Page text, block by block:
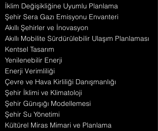
İklim Değişikliğine Uyumlu Planlama
Şehir Sera Gazı Emisyonu Envanteri
Akıllı Şehirler ve İnovasyon
Akıllı Mobilite Sürdürülebilir Ulaşım Planlaması
Kentsel Tasarım
Yenilenebilir Enerji
Enerji Verimliliği
Çevre ve Hava Kirliliği Danışmanlığı
Şehir İklimi ve Klimatoloji
Şehir Günışığı Modellemesi
Şehir Su Yönetimi
Kültürel Miras Mimari ve Planlama